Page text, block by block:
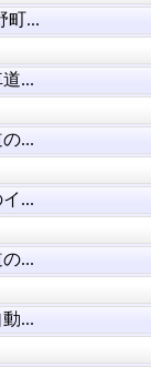
町...
...
...
...
...
...